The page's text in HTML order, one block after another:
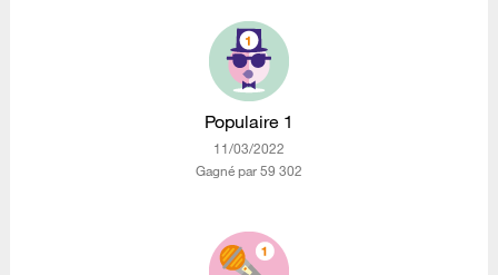
Populaire 1
‎11/03/2022
Gagné par 59 302